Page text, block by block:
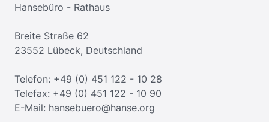
Hansebüro - Rathaus
Breite Straße 62
23552 Lübeck, Deutschland
Telefon: +49 (0) 451 122 - 10 28
Telefax: +49 (0) 451 122 - 10 90
E-Mail: hansebuero@hanse.org